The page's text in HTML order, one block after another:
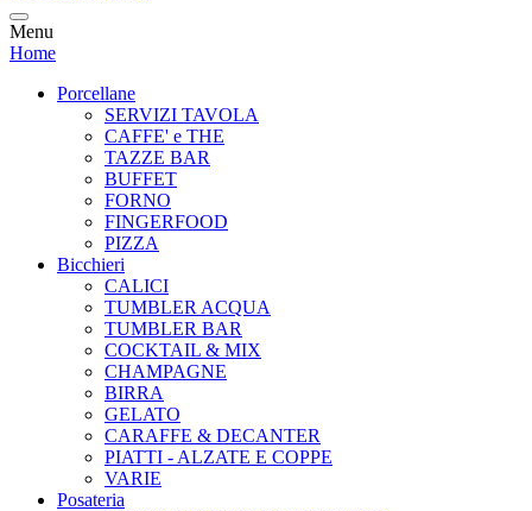
Menu
Home
Porcellane
SERVIZI TAVOLA
CAFFE' e THE
TAZZE BAR
BUFFET
FORNO
FINGERFOOD
PIZZA
Bicchieri
CALICI
TUMBLER ACQUA
TUMBLER BAR
COCKTAIL & MIX
CHAMPAGNE
BIRRA
GELATO
CARAFFE & DECANTER
PIATTI - ALZATE E COPPE
VARIE
Posateria